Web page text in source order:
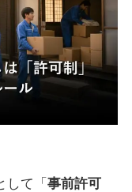
して「 事前許可